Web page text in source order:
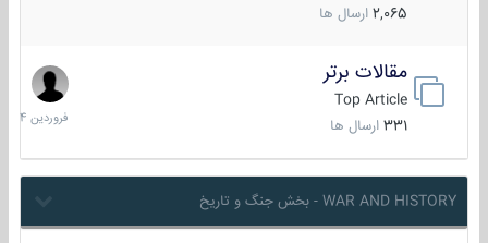
2,065 ارسال ها
مقالات برتر
Top Article
331 ارسال ها
29
فروردین
1404
WAR AND HISTORY - بخش جنگ و تاریخ